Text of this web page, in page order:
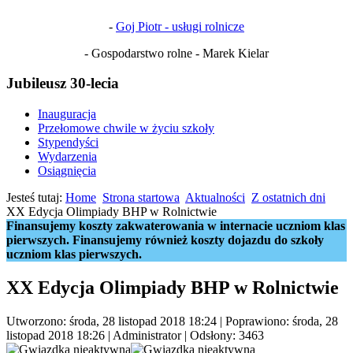
- Goj Piotr - usługi rolnicze
- Gospodarstwo rolne - Marek Kielar
Jubileusz 30-lecia
Inauguracja
Przełomowe chwile w życiu szkoły
Stypendyści
Wydarzenia
Osiągnięcia
Jesteś tutaj: Home Strona startowa Aktualności Z ostatnich dni
XX Edycja Olimpiady BHP w Rolnictwie
Finansujemy koszty zakwaterowania w internacie uczniom klas
pierwszych. Finansujemy również koszty dojazdu do szkoły
uczniom klas pierwszych.
XX Edycja Olimpiady BHP w Rolnictwie
Utworzono: środa, 28 listopad 2018 18:24 | Poprawiono: środa, 28
listopad 2018 18:26 | Administrator| Odsłony: 3463